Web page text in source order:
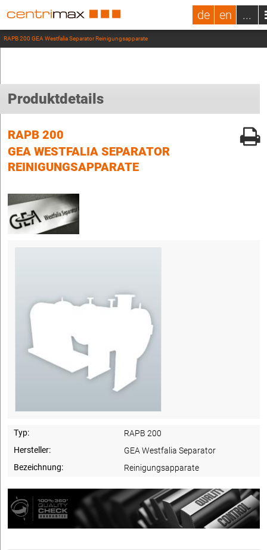
de en ...
RAPB 200 GEA Westfalia Separator Reinigungsapparate
Produktdetails
RAPB 200
GEA WESTFALIA SEPARATOR
REINIGUNGSAPPARATE
Typ:
RAPB 200
Hersteller:
GEA Westfalia Separator
Bezeichnung:
Reinigungsapparate